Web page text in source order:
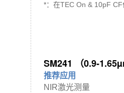
*：在TEC On & 10pF
SM241 （0.9-
推荐应用
NIR激光测量